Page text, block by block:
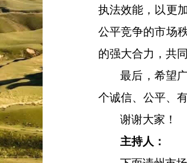
执法效能，以更
公平竞争的市场
的强大合力，共
最后， 希望
个诚信、公平、
谢谢大家！
主持人：